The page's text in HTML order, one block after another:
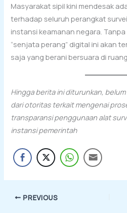
Masyarakat sipil kini mendesak
terhadap seluruh perangkat
instansi keamanan negara. Tanpa
“senjata perang” digital ini akan
saja yang berani bersuara di
Hingga berita ini diturunkan,
dari otoritas terkait mengenai
transparansi penggunaan alat
instansi pemerintah
PREVIOUS